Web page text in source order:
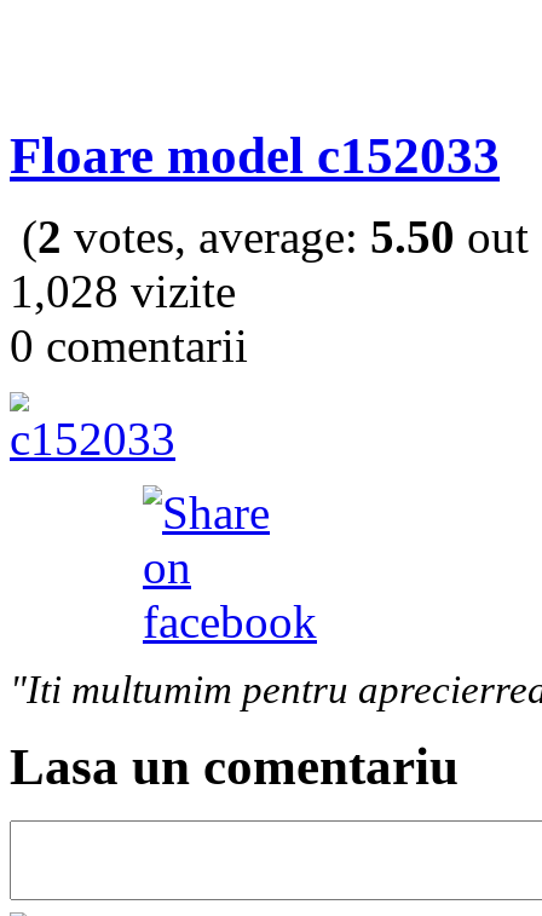
Floare model c152033
(2 votes, average: 5.50 out
1,028 vizite
0 comentarii
"Iti multumim pentru
Lasa un comentariu